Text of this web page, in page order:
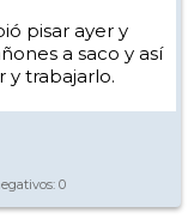
pisar ayer y
a saco y así
y trabajarlo.
0